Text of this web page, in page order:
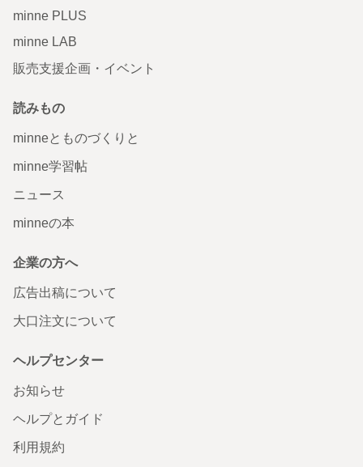
minne PLUS
minne LAB
販売支援企画・イベント
読みもの
minneとものづくりと
minne学習帖
ニュース
minneの本
企業の方へ
広告出稿について
大口注文について
ヘルプセンター
お知らせ
ヘルプとガイド
利用規約